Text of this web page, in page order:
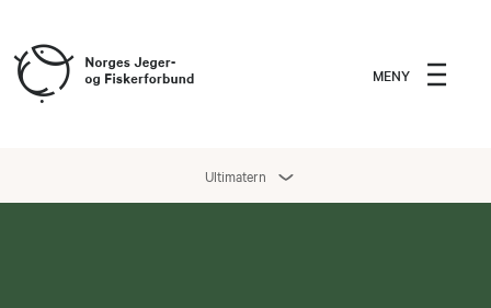
MENY
Ultimatern